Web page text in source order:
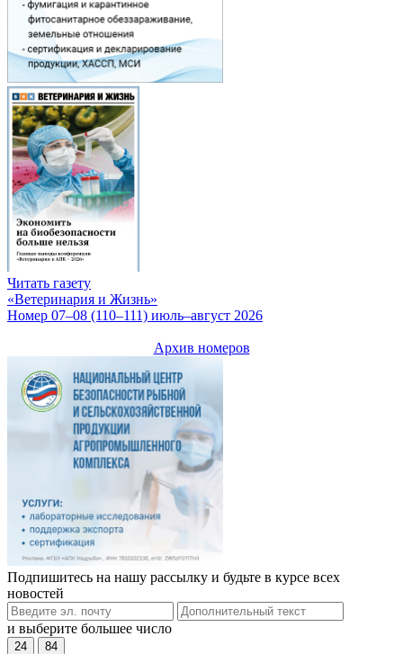
Читать газету
«Ветеринария и Жизнь»
Номер 07–08 (110–111) июль–август 2026
Архив номеров
Подпишитесь на нашу рассылку и будьте в курсе всех
новостей
и выберите большее число
24 84